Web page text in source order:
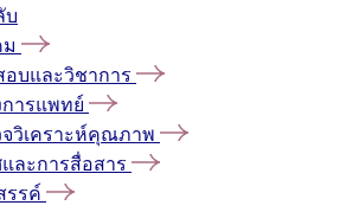
บ
บและวิชาการ
ารแพทย์
วิเคราะห์คุณภาพ
ละการสื่อสาร
รรค์